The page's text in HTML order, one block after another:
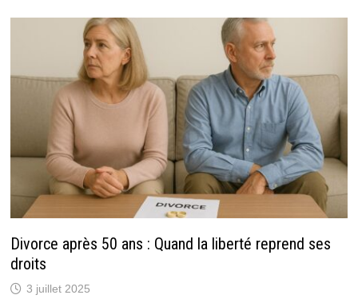
Divorce après 50 ans : Quand la liberté reprend ses
droits
3 juillet 2025